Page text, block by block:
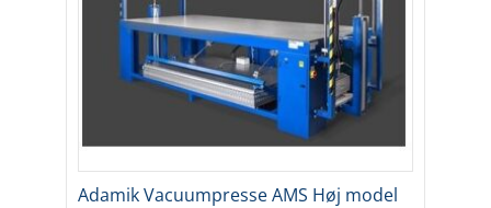
Adamik Vacuumpresse AMS Høj model